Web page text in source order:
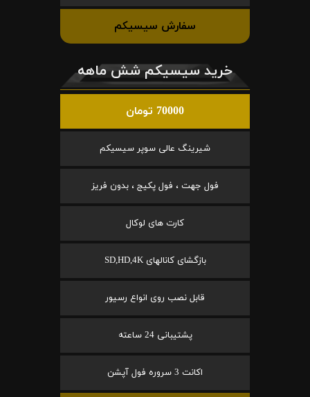
سفارش سیسیکم
خرید سیسیکم شش ماهه
70000 تومان
شیرینگ عالی سوپر سیسیکم
فول جهت ، فول پکیج ، بدون فریز
کارت های لوکال
بازگشای کانالهای SD,HD,4K
قابل نصب روی انواع رسیور
پشتیبانی 24 ساعته
اکانت 3 سروره فول آپشن